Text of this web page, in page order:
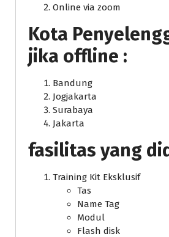
Online via zoom
Kota
jika offline :
Bandung
Jogjakarta
Surabaya
Jakarta
fasilitas yang
Training Kit Eksklusif
Tas
Name Tag
Modul
Flash disk